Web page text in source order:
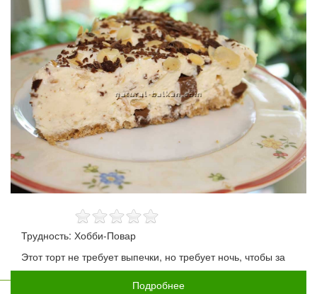
Трудность: Хобби-Повар
Этот торт не требует выпечки, но требует ночь, чтобы за
Подробнее